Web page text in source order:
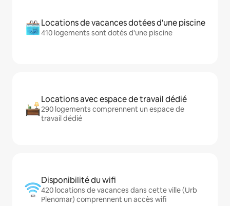
Locations de vacances dotées d'une piscine
410 logements sont dotés d'une piscine
Locations avec espace de travail dédié
290 logements comprennent un espace de
travail dédié
Disponibilité du wifi
420 locations de vacances dans cette ville (Urb
Plenomar) comprennent un accès wifi